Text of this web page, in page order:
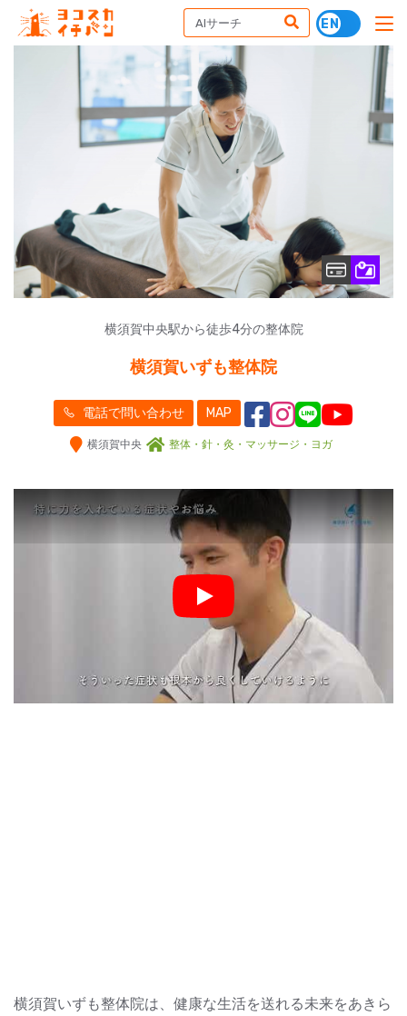
横須賀中央駅から徒歩4分の整体院
横須賀いずも整体院
電話で問い合わせ MAP
横須賀中央 整体・針・灸・マッサージ・ヨガ
Play
横須賀いずも整体院は、健康な生活を送れる未来をあきら